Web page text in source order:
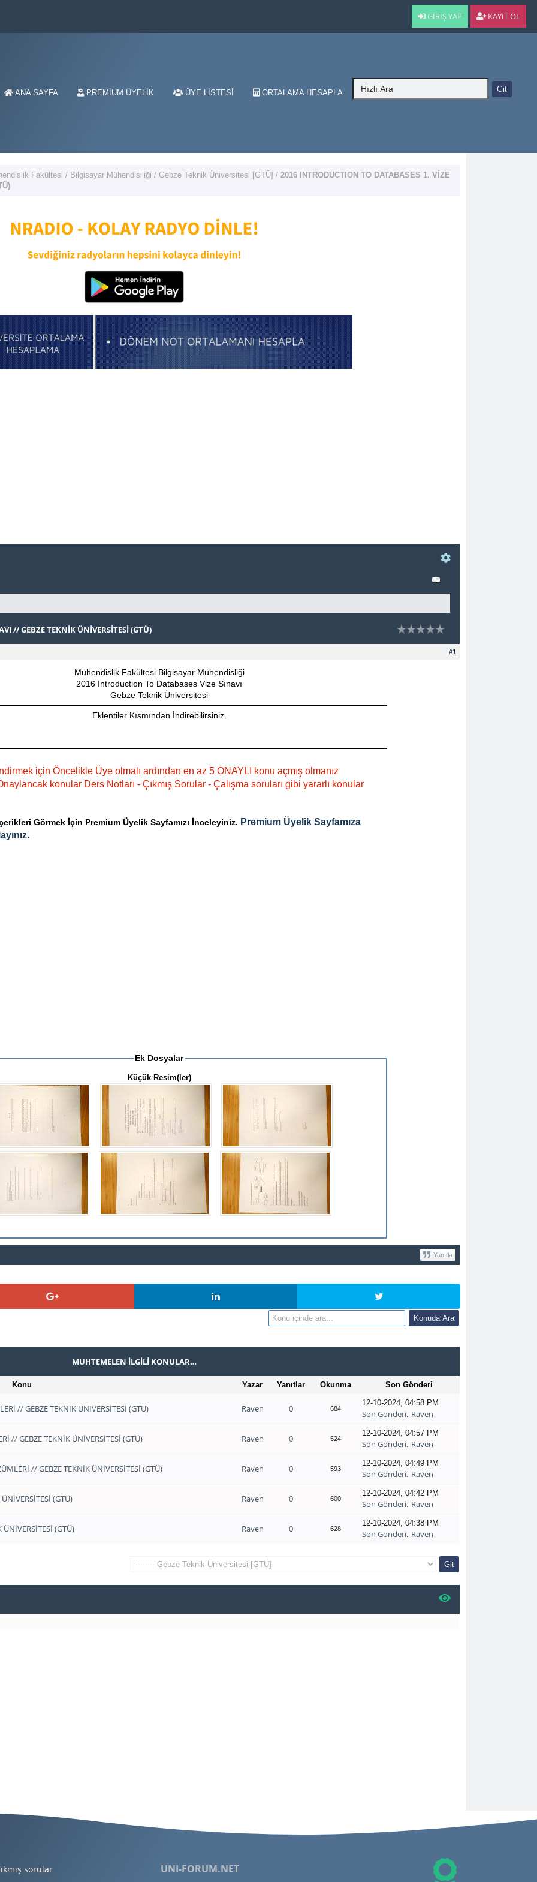
GIRIŞ YAP KAYIT OL
ANA SAYFA PREMIUM ÜYELIK ÜYE LISTESI ORTALAMA HESAPLA
Fakültesi / Bilgisayar Mühendisiliği / Gebze Teknik Üniversitesi [GTÜ] / 2016 INTRODUCTION TO DATABASES 1. VİZE
// GEBZE TEKNİK ÜNİVERSİTESİ (GTÜ)
#1
Mühendislik Fakültesi Bilgisayar Mühendisliği
2016 Introduction To Databases Vize Sınavı
Gebze Teknik Üniversitesi
Eklentiler Kısmından İndirebilirsiniz.
için Öncelikle Üye olmalı ardından en az 5 ONAYLI konu açmış olmanız
konular Ders Notları - Çıkmış Sorular - Çalışma soruları gibi yararlı konular
Görmek İçin Premium Üyelik Sayfamızı İnceleyiniz. Premium Üyelik Sayfamıza
Ek Dosyalar
Küçük Resim(ler)
Yanıtla
MUHTEMELEN İLGILI KONULAR…
Konu Yazar Yanıtlar Okunma Son Gönderi
// GEBZE TEKNİK ÜNİVERSİTESİ (GTÜ) Raven 0 684
12-10-2024, 04:58 PM
Son Gönderi: Raven
// GEBZE TEKNİK ÜNİVERSİTESİ (GTÜ) Raven 0 524
12-10-2024, 04:57 PM
Son Gönderi: Raven
// GEBZE TEKNİK ÜNİVERSİTESİ (GTÜ) Raven 0 593
12-10-2024, 04:49 PM
Son Gönderi: Raven
(GTÜ) Raven 0 600
12-10-2024, 04:42 PM
Son Gönderi: Raven
(GTÜ) Raven 0 628
12-10-2024, 04:38 PM
Son Gönderi: Raven
sorular UNI-FORUM.NET